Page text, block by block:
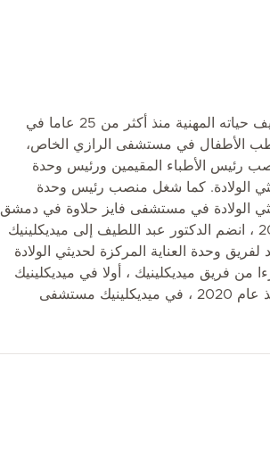
بدأ الدكتور عبد اللطيف حياته المهنية منذ أكثر من 25 عاما في
الأطفال في مستشفى الرازي الخاص،
رئيس الأطباء المقيمين ورئيس وحدة
الولادة. كما شغل منصب رئيس وحدة
الولادة في مستشفى فايز حلاوة في دمشق
بسوريا. في عام 2013 ، انضم الدكتور عبد اللطيف إلى ميديكلينيك
وحدة العناية المركزة لحديثي الولادة
من فريق ميديكلينيك ، أولا في ميديكلينيك
مستشفى العين ومنذ عام 2020 ، في ميديكلينيك مستشفى